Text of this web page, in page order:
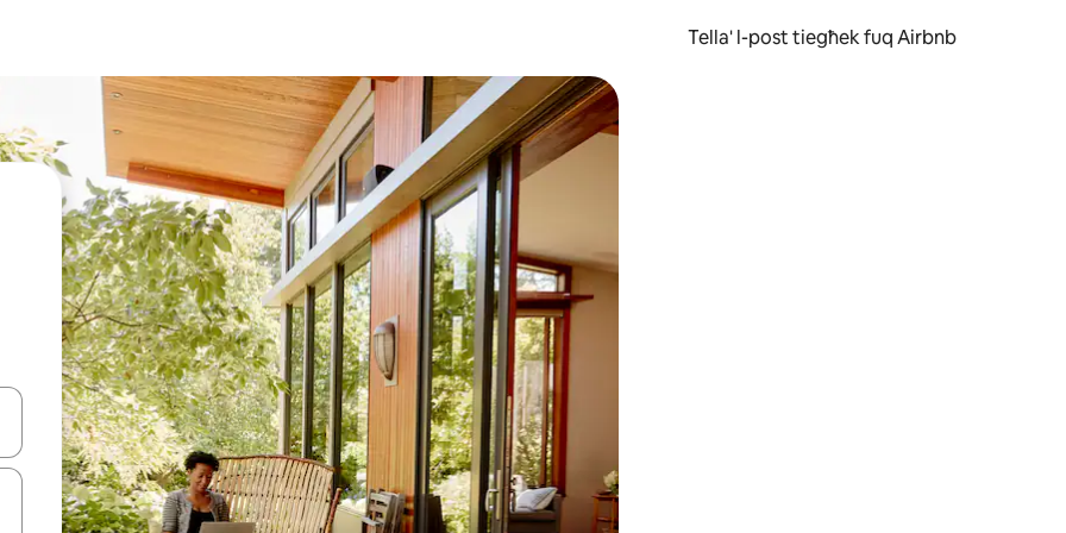
Tella' l-post tiegħek fuq Airbnb
għall-ieħor bil-buttuni tal-vleġeġ 'il fuq jew 'l isfel jew billi tmiss u tmexxi subgħajk fuq l-iskrin.